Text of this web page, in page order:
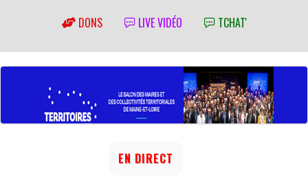
DONS LIVE VIDÉO TCHAT'
EN DIRECT